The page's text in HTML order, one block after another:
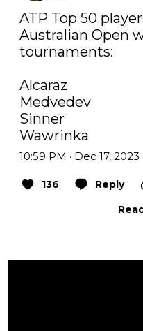
ATP Top 50
Australian Open
tournaments:
Alcaraz
Medvedev
Sinner
Wawrinka
10:59 PM · Dec 17, 2023
136 Reply